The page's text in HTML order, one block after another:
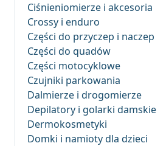
Ciśnieniomierze i akcesoria
Crossy i enduro
Części do przyczep i naczep
Części do quadów
Części motocyklowe
Czujniki parkowania
Dalmierze i drogomierze
Depilatory i golarki damskie
Dermokosmetyki
Domki i namioty dla dzieci